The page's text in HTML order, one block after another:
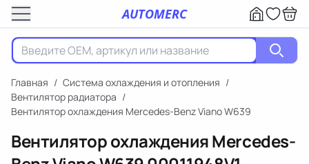
AUTOMERC
Главная / Система охлаждения и отопления /
Вентилятор радиатора /
Вентилятор охлаждения Mercedes-Benz Viano W639
Вентилятор охлаждения Mercedes-